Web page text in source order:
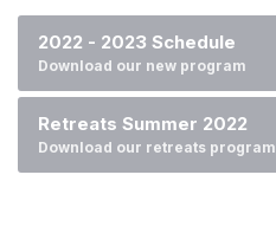
2022 - 2023 Schedule
Download our new program
Retreats Summer 2022
Download our retreats program